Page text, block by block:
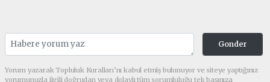
Gonder
Yorum yazarak Topluluk Kuralları’nı kabul etmiş bulunuyor ve siteye yaptığınız
yorumunuzla ilgili doğrudan veya dolaylı tüm sorumluluğu tek başınıza